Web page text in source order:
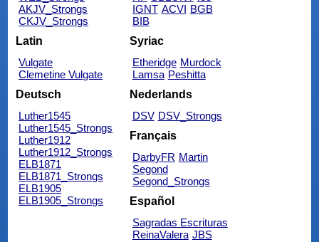
AKJV_Strongs
CKJV_Strongs
IGNT ACVI BGB
BIB
Latin
Vulgate
Clemetine Vulgate
Syriac
Etheridge Murdock
Lamsa Peshitta
Deutsch
Luther1545
Luther1545_Strongs
Luther1912
Luther1912_Strongs
ELB1871
ELB1871_Strongs
ELB1905
ELB1905_Strongs
Nederlands
DSV DSV_Strongs
Français
DarbyFR Martin
Segond
Segond_Strongs
Español
Sagradas Escrituras
ReinaValera JBS